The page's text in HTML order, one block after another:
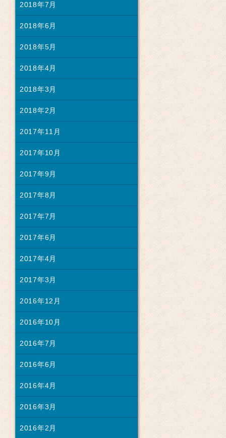
2018年7月
2018年6月
2018年5月
2018年4月
2018年3月
2018年2月
2017年11月
2017年10月
2017年9月
2017年8月
2017年7月
2017年6月
2017年4月
2017年3月
2016年12月
2016年10月
2016年7月
2016年6月
2016年4月
2016年3月
2016年2月